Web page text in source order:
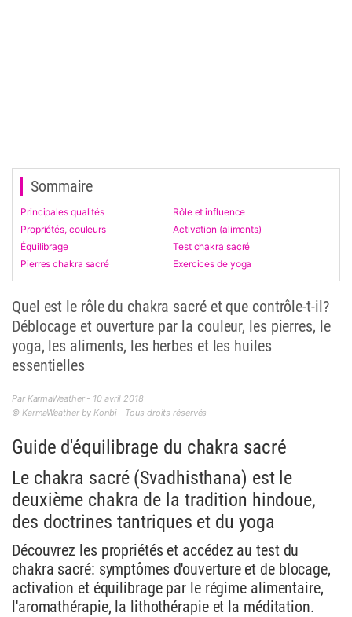
Sommaire
Principales qualités
Rôle et influence
Propriétés, couleurs
Activation (aliments)
Équilibrage
Test chakra sacré
Pierres chakra sacré
Exercices de yoga
Quel est le rôle du chakra sacré et que contrôle-t-il?
Déblocage et ouverture par la couleur, les pierres, le
yoga, les aliments, les herbes et les huiles
essentielles
Par KarmaWeather - 10 avril 2018
© KarmaWeather by Konbi - Tous droits réservés
Guide d'équilibrage du chakra sacré
Le chakra sacré (Svadhisthana) est le
deuxième chakra de la tradition hindoue,
des doctrines tantriques et du yoga
Découvrez les propriétés et accédez au test du
chakra sacré: symptômes d'ouverture et de blocage,
activation et équilibrage par le régime alimentaire,
l'aromathérapie, la lithothérapie et la méditation.